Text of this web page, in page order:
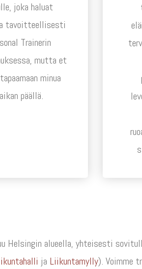
joka haluat
tavoitteellisesti
Trainerin
mutta et
minua
päällä.
Helsingin alueella, yhteisesti
ja Liikuntamylly). Voimme